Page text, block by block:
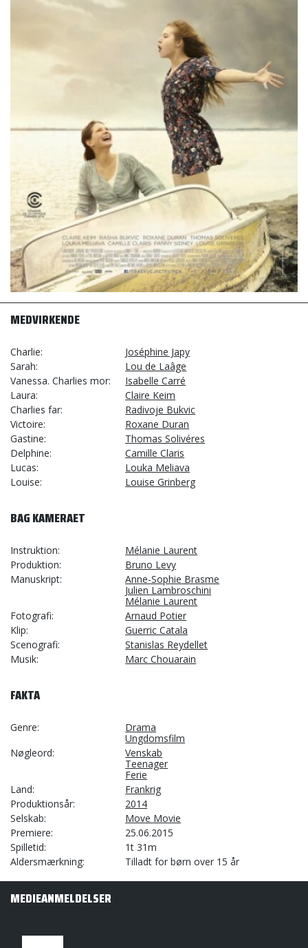
MEDVIRKENDE
Charlie
Joséphine Japy
Sarah
Lou de Laâge
Vanessa. Charlies mor
Isabelle Carré
Laura
Claire Keim
Charlies far
Radivoje Bukvic
Victoire
Roxane Duran
Gastine
Thomas Solivéres
Delphine
Camille Claris
Lucas
Louka Meliava
Louise
Louise Grinberg
BAG KAMERAET
Instruktion
Mélanie Laurent
Produktion
Bruno Levy
Manuskript
Anne-Sophie Brasme
Julien Lambroschini
Mélanie Laurent
Fotografi
Arnaud Potier
Klip
Guerric Catala
Scenografi
Stanislas Reydellet
Musik
Marc Chouarain
FAKTA
Genre
Drama
Ungdomsfilm
Nøgleord
Venskab
Teenager
Ferie
Land
Frankrig
Produktionsår
2014
Selskab
Move Movie
Premiere
25.06.2015
Spilletid
1t 31m
Aldersmærkning
Tilladt for børn over 15 år
MEDIEANMELDELSER